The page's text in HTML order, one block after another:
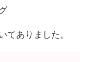
てありました。